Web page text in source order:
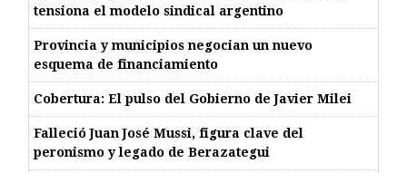
tensiona el modelo sindical argentino
Provincia y municipios negocian un nuevo
esquema de financiamiento
Cobertura: El pulso del Gobierno de Javier Milei
Falleció Juan José Mussi, figura clave del
peronismo y legado de Berazategui